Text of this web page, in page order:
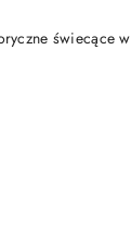
świecące